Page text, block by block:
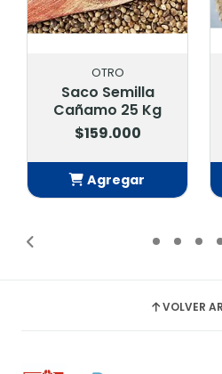
OTRO
Saco Semilla
Cañamo 25 Kg
$159.000
Agregar
VOLVER